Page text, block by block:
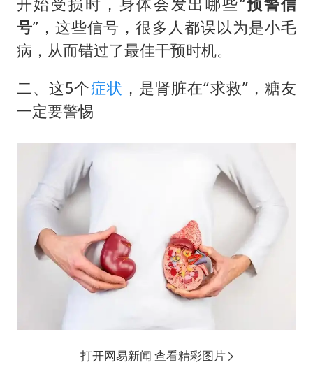
号”，这些信号，很多人都误以为是小毛
病，从而错过了最佳干预时机。
二、这5个症状 ，是肾脏在“求救”，糖友
一定要警惕
打开网易新闻 查看精彩图片